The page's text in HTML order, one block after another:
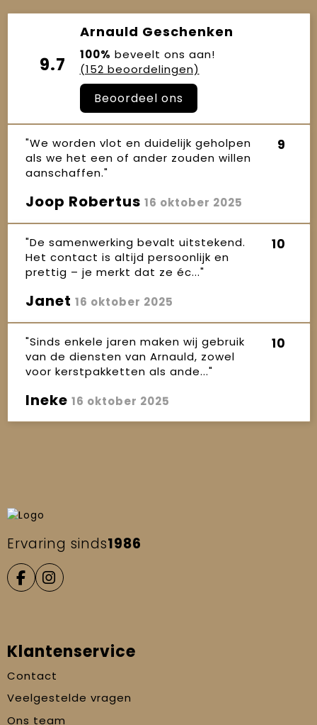
9.7
Arnauld Geschenken
100% beveelt ons aan!
(152 beoordelingen)
Beoordeel ons
"We worden vlot en duidelijk geholpen
als we het een of ander zouden willen
aanschaffen."
9
Joop Robertus 16 oktober 2025
"De samenwerking bevalt uitstekend.
Het contact is altijd persoonlijk en
prettig – je merkt dat ze éc..."
10
Janet 16 oktober 2025
"Sinds enkele jaren maken wij gebruik
van de diensten van Arnauld, zowel
voor kerstpakketten als ande..."
10
Ineke 16 oktober 2025
Ervaring sinds1986
Klantenservice
Contact
Veelgestelde vragen
Ons team